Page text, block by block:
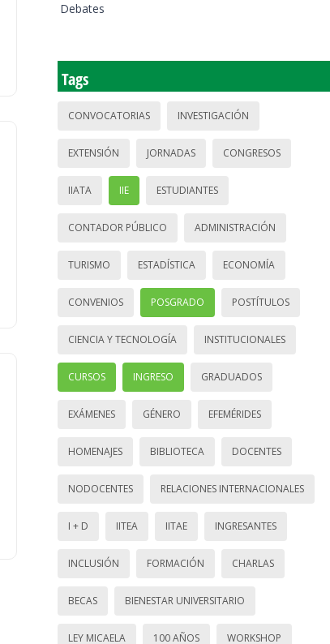
Debates
Tags
CONVOCATORIAS INVESTIGACIÓN
EXTENSIÓN JORNADAS CONGRESOS
IIATA IIE ESTUDIANTES
CONTADOR PÚBLICO ADMINISTRACIÓN
TURISMO ESTADÍSTICA ECONOMÍA
CONVENIOS POSGRADO POSTÍTULOS
CIENCIA Y TECNOLOGÍA INSTITUCIONALES
CURSOS INGRESO GRADUADOS
EXÁMENES GÉNERO EFEMÉRIDES
HOMENAJES BIBLIOTECA DOCENTES
NODOCENTES RELACIONES INTERNACIONALES
I + D IITEA IITAE INGRESANTES
INCLUSIÓN FORMACIÓN CHARLAS
BECAS BIENESTAR UNIVERSITARIO
LEY MICAELA 100 AÑOS WORKSHOP